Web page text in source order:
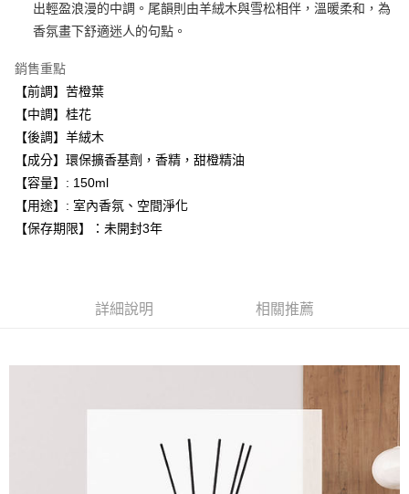
大哥付你分期
相關說明
1.本服務由台灣大哥大提供，台灣大哥大用戶可立即使用無須另外申請。
2.付款方式選擇「大哥付你分期」，訂單成立後會自動跳轉到大哥付的交易
流程，驗證手機門號後，選擇欲分期的期數、繳款截止日，確認付款後即完
成交易。
3.實際核准額度、可分期數及費用金額請依後續交易確認頁面所載為準。
4.訂單成立30分鐘內，如未前往確認交易或遇審核未通過，訂單將自動取
消。如遇「轉專審核」未通過狀況，表示未達大哥付你分期系統評分，恕無
法說明評估內容。
【繳款方式說明】
1.分期款項不併入電信帳單，「大哥付你分期」於每月結算日後寄送繳費提
2.基於同意付款使用「大哥付你分期」之契約關係目的，商店將以您的個人
AFTEE先享後付
相關說明
【關於「AFTEE先享後付」】
AFTEE先享後付是「在收到商品之後才付款」的支付方式。 讓您購物簡單
１．簡單：不需註冊會員、不需綁卡、不需儲值。
２．便利：只要手機號碼，簡訊認證，即可結帳。
３．安心：先確認商品／服務後，再付款。
【「AFTEE先享後付」結帳流程】
ATM／網路銀行／等多元方式進行付款，方視為交易完成。
是否繳費成功／繳費後需取消欲退款等相關疑問，請聯繫「AFTEE先享後付
客戶支援中心」https://netprotections.freshdesk.com/support/home
１．透過由恩沛科技股份有限公司提供之「AFTEE先享後付」服務完成之交
易，需依本服務之必要範圍內提供個人資料，並將交易相關給付款項請求債
ATM付款
運送方式
付款後全家取貨
每筆NT$70，滿NT$899(含以上)免運費
出輕盈浪漫的中調。尾韻則由羊絨木與雪松相伴，溫暖柔和，為
香氛畫下舒適迷人的句點。
銷售重點
【前調】苦橙葉
【中調】桂花
【後調】羊絨木
【成分】環保擴香基劑，香精，甜橙精油
【容量】: 150ml
【用途】: 室內香氛、空間淨化
【保存期限】：未開封3年
詳細說明 相關推薦